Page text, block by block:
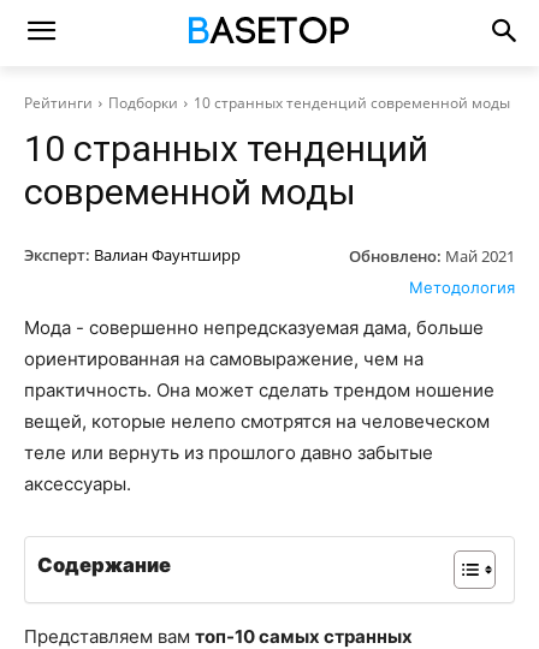
Рейтинги Подборки 10 странных тенденций современной моды
10 странных тенденций
современной моды
Эксперт: Валиан Фаунтширр Обновлено: Май 2021
Методология
Мода - совершенно непредсказуемая дама, больше
ориентированная на самовыражение, чем на
практичность. Она может сделать трендом ношение
вещей, которые нелепо смотрятся на человеческом
теле или вернуть из прошлого давно забытые
аксессуары.
Содержание
Представляем вам топ-10 самых странных